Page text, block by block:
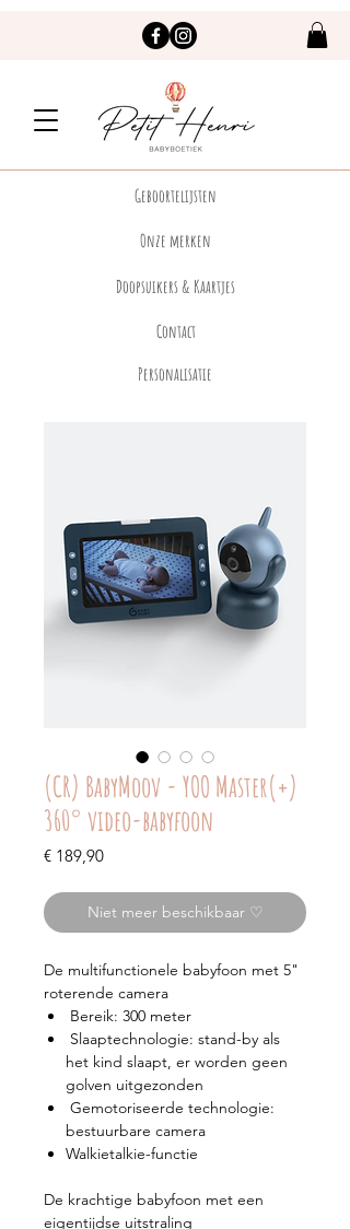
Geboortelijsten
Onze merken
Doopsuikers & Kaartjes
Contact
Personalisatie
(CR) BabyMoov - YOO Master(+)
360° video-babyfoon
€ 189,90Prijs
Niet meer beschikbaar ♡
De multifunctionele babyfoon met 5"
roterende camera
Bereik: 300 meter
Slaaptechnologie: stand-by als
het kind slaapt, er worden geen
golven uitgezonden
Gemotoriseerde technologie:
bestuurbare camera
Walkietalkie-functie
De krachtige babyfoon met een
eigentijdse uitstraling